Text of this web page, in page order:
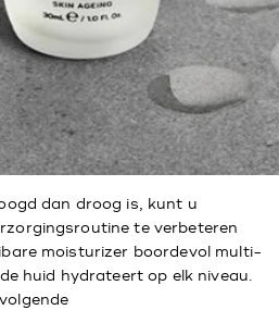
dan droog is, kunt u
te verbeteren
moisturizer boordevol multi-
huid hydrateert op elk niveau.